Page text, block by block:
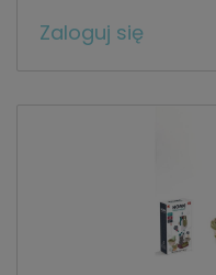
Zaloguj się